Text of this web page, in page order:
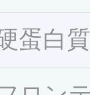
蛋白